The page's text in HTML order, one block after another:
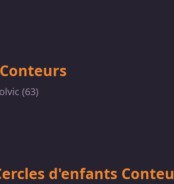
(63)
d'enfants